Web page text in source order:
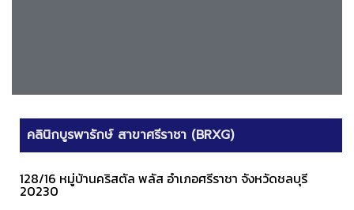
คลินิกบูรพารักษ์ สาขาศรีราชา (BRXG)
128/16 หมู่บ้านคริสตัล พลัส อำเภอศรีราชา จังหวัดชลบุรี
20230